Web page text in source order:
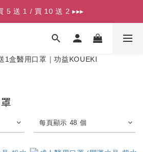
5 送 1 / 買 10 送 2 ▸▸▸
5 送 1 / 買 10 送 2 ▸▸▸
LINE 領 $100 折價券 ▸▸▸
5 送 1 / 買 10 送 2 ▸▸▸
每頁顯示 48 個